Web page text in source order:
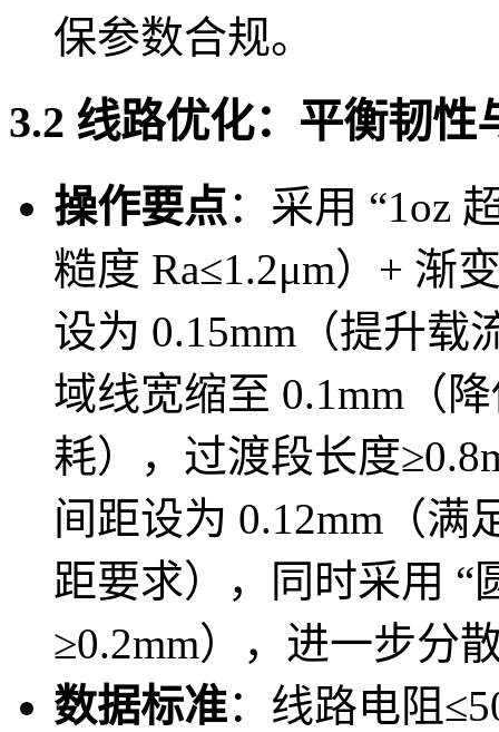
保参数合规。
3.2 线路优化：平衡韧性
操作要点：采用 “1oz
糙度 Ra≤1.2μm）+ 渐
设为 0.15mm（提升载
域线宽缩至 0.1mm（
耗），过渡段长度
间距设为 0.12mm（满
距要求），同时采用 “
≥0.2mm），进一步分
数据标准：线路电阻